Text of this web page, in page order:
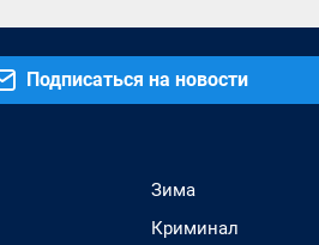
Подписаться на новости
Зима
Криминал